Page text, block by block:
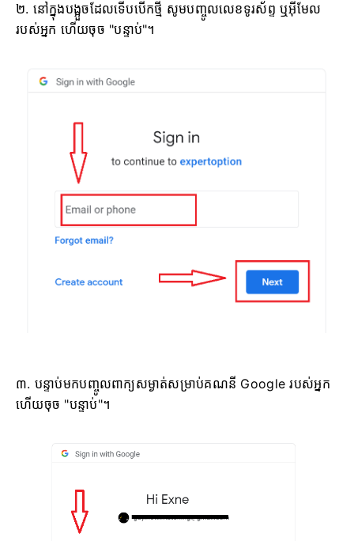
២. នៅក្នុងបង្អួចដែលទើបបើកថ្មី សូមបញ្ចូលលេខទូរស័ព្ទ ឬអ៊ីមែល
របស់អ្នក ហើយចុច "បន្ទាប់"។
៣. បន្ទាប់មកបញ្ចូលពាក្យសម្ងាត់សម្រាប់គណនី Google របស់អ្នក
ហើយចុច "បន្ទាប់"។